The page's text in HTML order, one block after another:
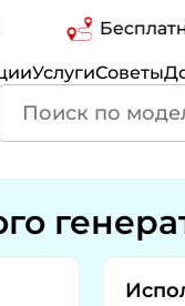
Бесплатная
УслугиСоветы